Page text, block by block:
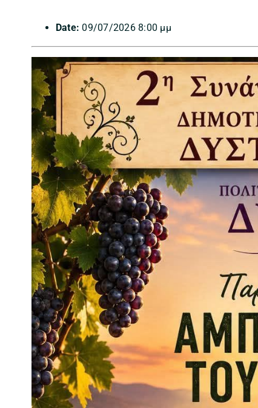
Date: 09/07/2026 8:00 μμ